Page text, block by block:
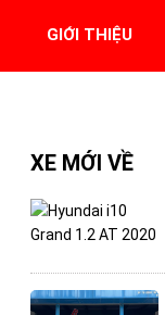
GIỚI THIỆU
XE MỚI VỀ